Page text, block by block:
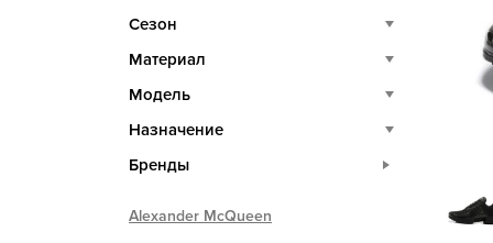
Сезон
Материал
Модель
Назначение
Бренды
Alexander McQueen